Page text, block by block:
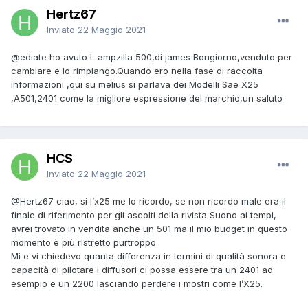
Hertz67
Inviato 22 Maggio 2021
@ediate ho avuto L ampzilla 500,di james Bongiorno,venduto per
cambiare e lo rimpiango.Quando ero nella fase di raccolta
informazioni ,qui su melius si parlava dei Modelli Sae X25
,A501,2401 come la migliore espressione del marchio,un saluto
HCS
Inviato 22 Maggio 2021
@Hertz67 ciao, si l’x25 me lo ricordo, se non ricordo male era il
finale di riferimento per gli ascolti della rivista Suono ai tempi,
avrei trovato in vendita anche un 501 ma il mio budget in questo
momento è più ristretto purtroppo.
Mi e vi chiedevo quanta differenza in termini di qualità sonora e
capacità di pilotare i diffusori ci possa essere tra un 2401 ad
esempio e un 2200 lasciando perdere i mostri come l’X25.